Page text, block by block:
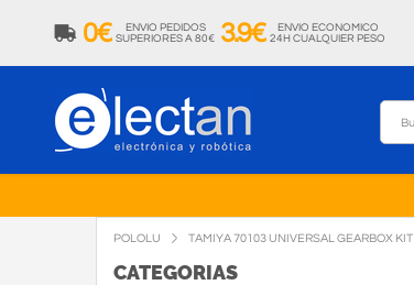
0€
ENVIO PEDIDOS
SUPERIORES A 80€ 3.9€
ENVIO ECONOMICO
24H CUALQUIER PESO
POLOLU TAMIYA 70103 UNIVERSAL GEARBOX KIT
CATEGORIAS